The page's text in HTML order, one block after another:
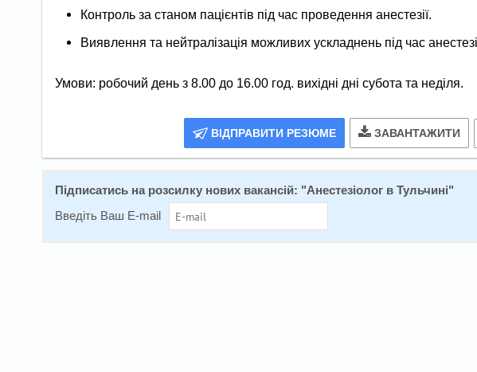
Контроль за станом пацієнтів під час проведення анестезії.
Виявлення та нейтралізація можливих ускладнень під час
Умови: робочий день з 8.00 до 16.00 год. вихідні дні субота та неділя.
ВІДПРАВИТИ РЕЗЮМЕ ЗАВАНТАЖИТИ
Підписатись на розсилку нових вакансій: "Анестезіолог в Тульчині"
Введіть Ваш E-mail